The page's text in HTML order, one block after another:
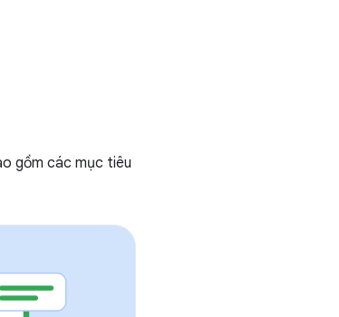
gồm các mục tiêu